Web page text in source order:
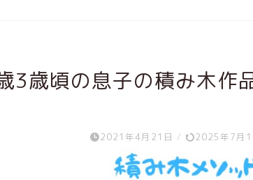
3歳頃の息子の積み木作
2021年4月21日 / 2025年7月